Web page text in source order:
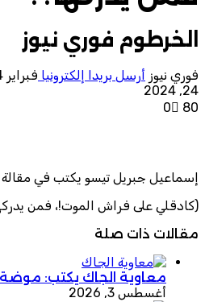
الخرطوم فوري نيوز
فوري نيوز أرسل بريدا إلكترونيا فبراير 24, 2024
24, 2024
0
80
إسماعيل جبريل تيسو يكتب في
(كادقلي على فراش الموت!، فمن
مقالات ذات صلة
معاوية الجاك يكتب:
أغسطس 3, 2026